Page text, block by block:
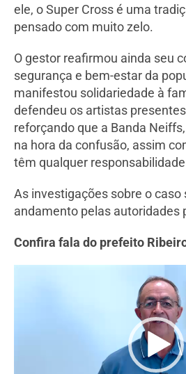
ele, o Super Cross é uma
pensado com muito zelo.
O gestor reafirmou ainda seu
segurança e bem-estar da
manifestou solidariedade à
defendeu os artistas
reforçando que a Banda
na hora da confusão, assim
têm qualquer
As investigações sobre o caso
andamento pelas autoridades
Confira fala do prefeito